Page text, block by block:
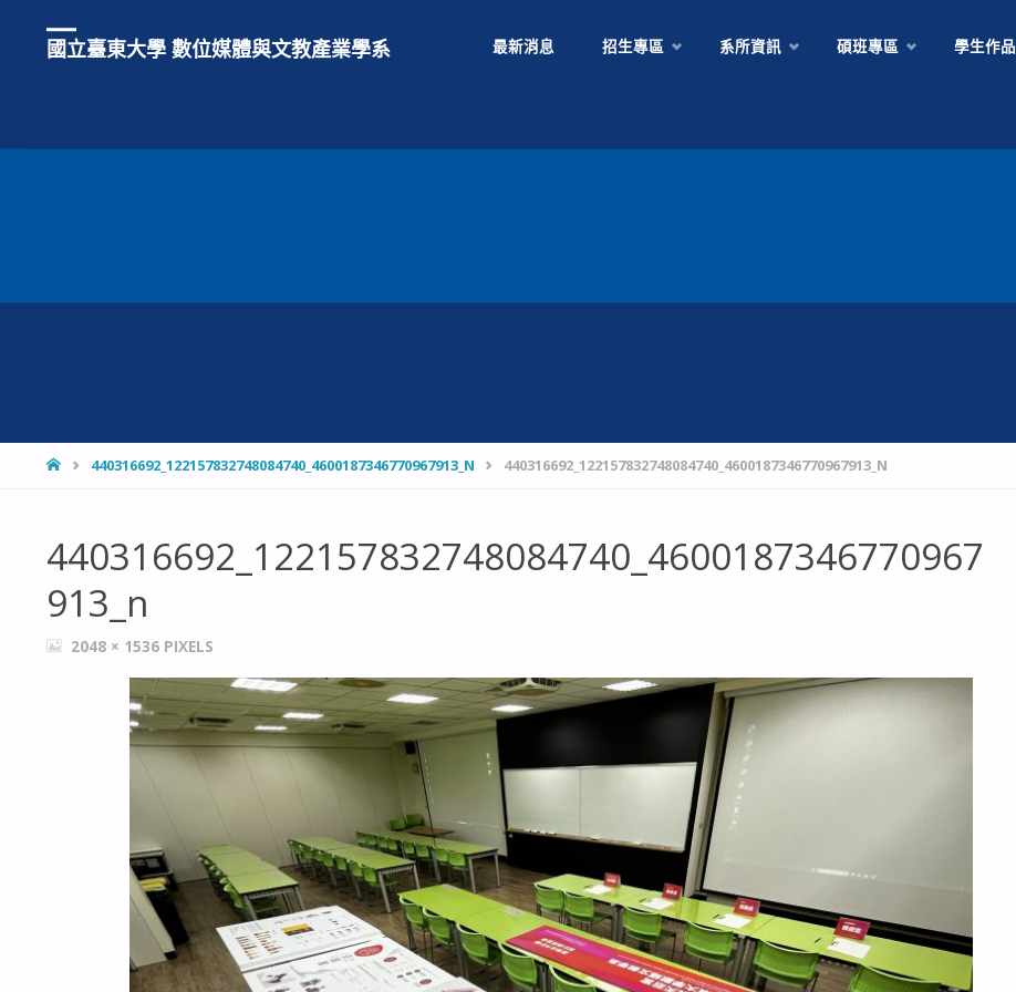
國立臺東大學 數位媒體與文教產業學系 最新消息 招生專區 系所資訊 碩班專區 學生作品
HOME440316692_122157832748084740_4600187346770967913_N 440316692_122157832748084740_4600187346770967913_N
440316692_122157832748084740_4600187346770967
913_n
FULL2048 × 1536 PIXELS